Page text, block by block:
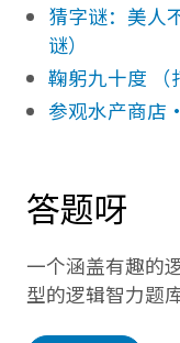
猜字谜：美人
谜）
鞠躬九十度 （
参观水产商店
答题呀
一个涵盖有趣的
型的逻辑智力题